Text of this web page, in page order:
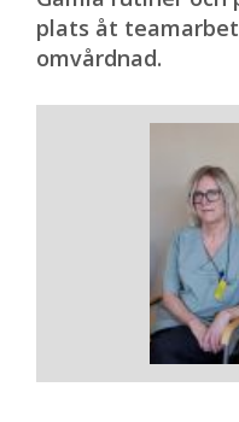
plats åt
omvårdnad.